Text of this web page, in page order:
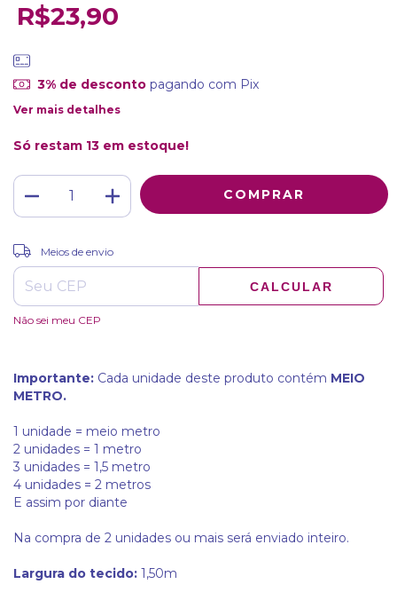
R$23,90
3% de descontopagando com Pix
Ver mais detalhes
Só restam 13 em estoque!
Entregas para o CEP:
Meios de envio
CALCULAR
Não sei meu CEP
Importante: Cada unidade deste produto contém MEIO
METRO.
1 unidade = meio metro
2 unidades = 1 metro
3 unidades = 1,5 metro
4 unidades = 2 metros
E assim por diante
Na compra de 2 unidades ou mais será enviado inteiro.
Largura do tecido: 1,50m